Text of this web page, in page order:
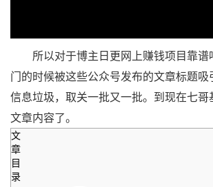
所以对于博主日更网上赚钱项目靠谱
门的时候被这些公众号发布的文章标题
信息垃圾，取关一批又一批。到现在七哥
文章内容了。
文
章
目
录